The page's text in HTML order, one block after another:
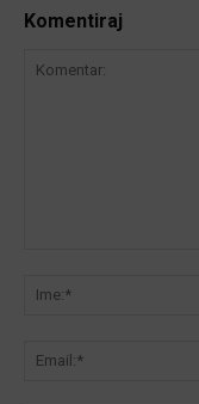
Komentiraj